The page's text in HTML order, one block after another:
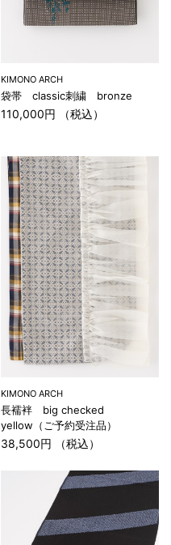
KIMONO ARCH
袋帯 classic刺繍 bronze
110,000円 （税込）
KIMONO ARCH
長襦袢 big checked
yellow（ご予約受注品）
38,500円 （税込）